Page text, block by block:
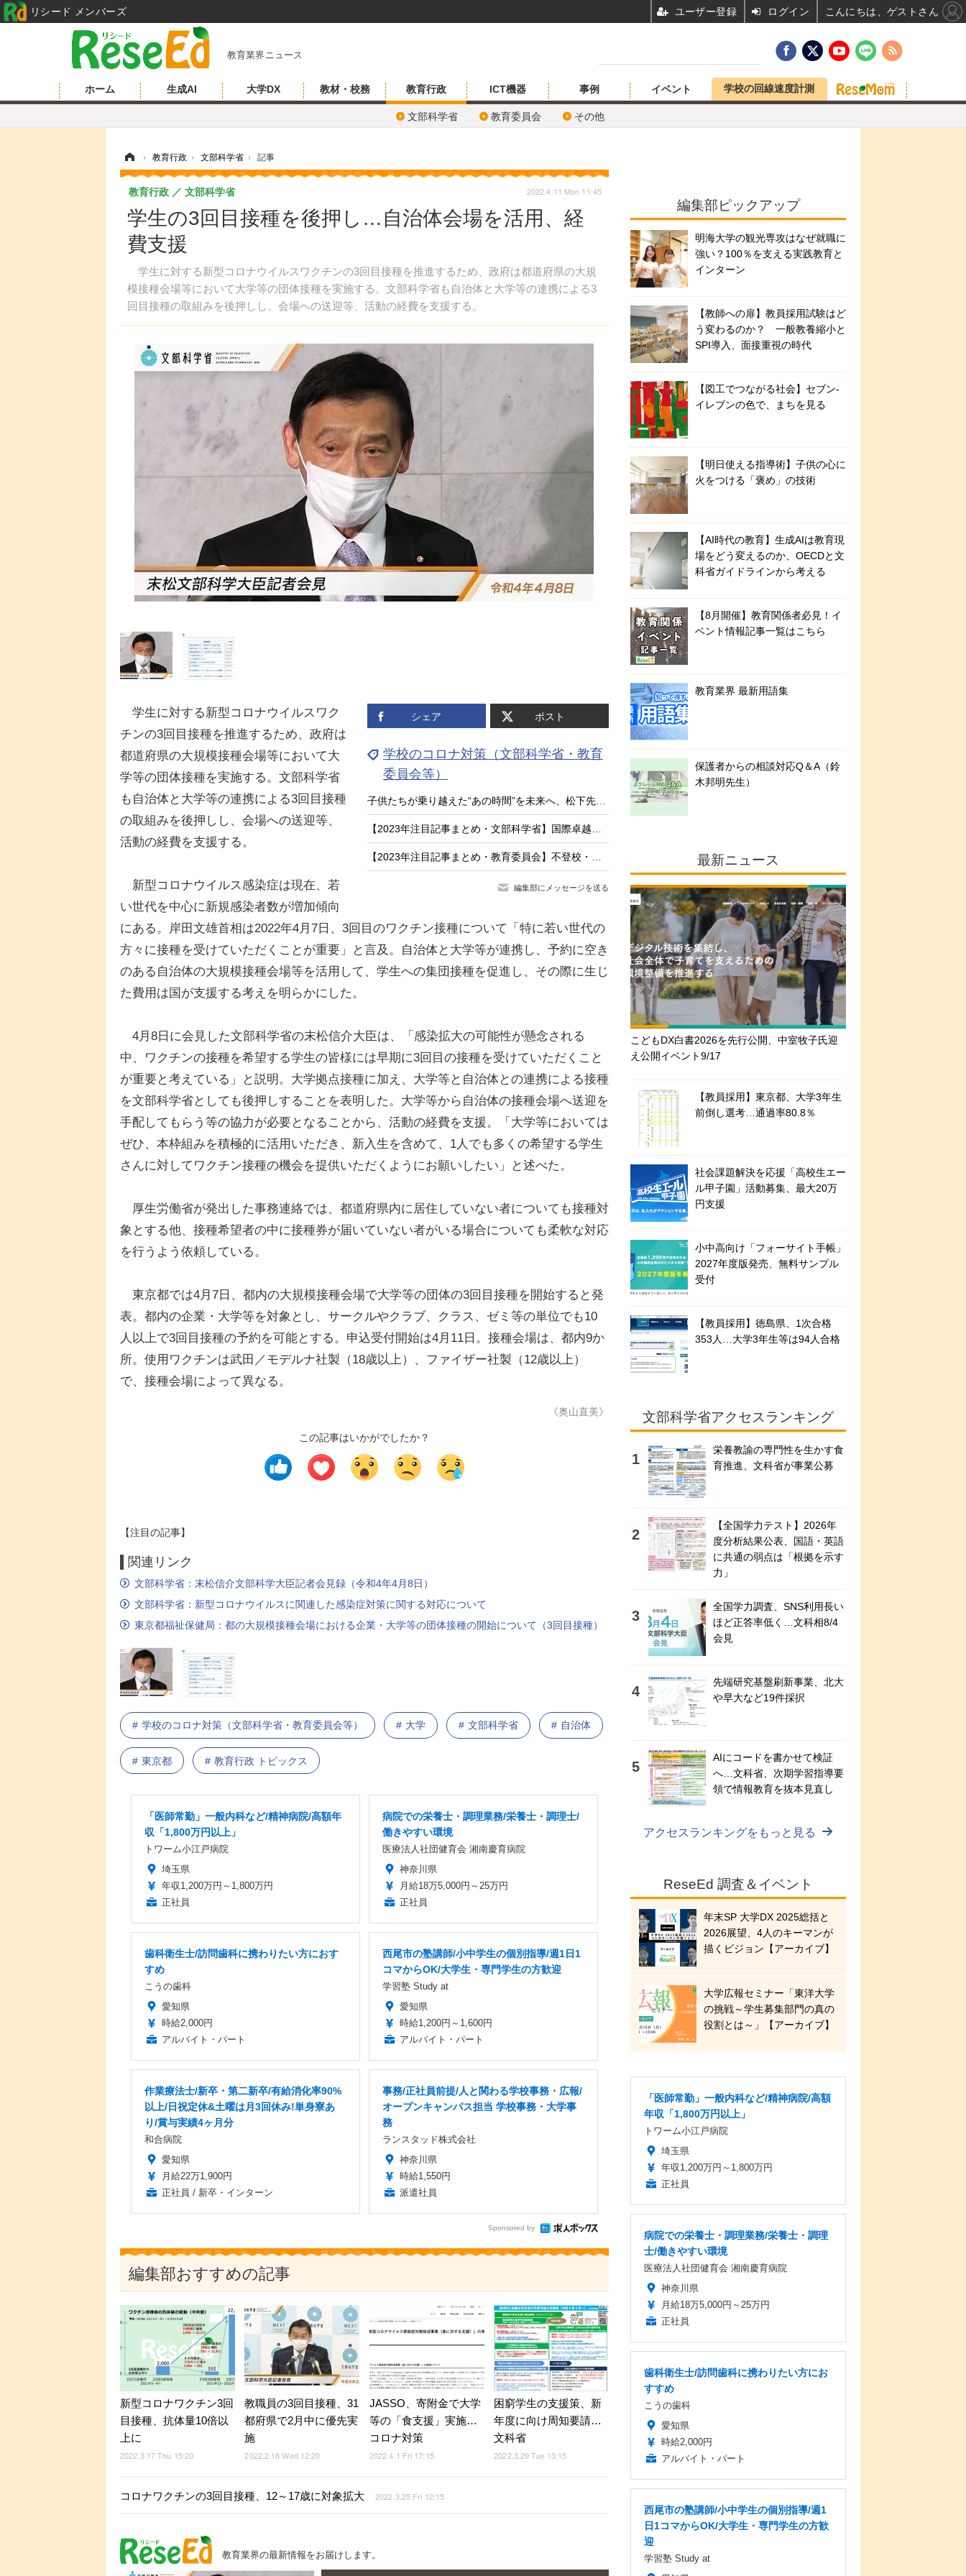
教育業界ニュース
ホーム 生成AI 大学DX 教材・校務 教育行政
文部科学省 教育委員会 その他
ICT機器 事例 イベント 学校の回線速度計測
› 教育行政 › 文部科学省 › 記事
学生の3回目接種を後押し…自治体会場を活用、経
費支援
学生に対する新型コロナウイルスワクチンの3回目接種を推進するため、政府は都道府県の大規
模接種会場等において大学等の団体接種を実施する。文部科学省も自治体と大学等の連携による3
回目接種の取組みを後押しし、会場への送迎等、活動の経費を支援する。
教育行政 文部科学省 2022.4.11 Mon 11:45
シェア ポスト
学校のコロナ対策（文部科学省・教育
委員会等）
子供たちが乗り越えた“あの時間”を未来へ、松下先生の新作絵本『がっこうとコロナ』
【2023年注目記事まとめ・文部科学省】国際卓越研究大学、不登校対策「COCOLOプラン」
【2023年注目記事まとめ・教育委員会】不登校・いじめ件数過去最多、コロナ対策
編集部にメッセージを送る
学生に対する新型コロナウイルスワク
チンの3回目接種を推進するため、政府は
都道府県の大規模接種会場等において大
学等の団体接種を実施する。文部科学省
も自治体と大学等の連携による3回目接種
の取組みを後押しし、会場への送迎等、
活動の経費を支援する。
新型コロナウイルス感染症は現在、若
い世代を中心に新規感染者数が増加傾向
にある。岸田文雄首相は2022年4月7日、3回目のワクチン接種について「特に若い世代の
方々に接種を受けていただくことが重要」と言及。自治体と大学等が連携し、予約に空き
のある自治体の大規模接種会場等を活用して、学生への集団接種を促進し、その際に生じ
た費用は国が支援する考えを明らかにした。
4月8日に会見した文部科学省の末松信介大臣は、「感染拡大の可能性が懸念される
中、ワクチンの接種を希望する学生の皆様には早期に3回目の接種を受けていただくこと
が重要と考えている」と説明。大学拠点接種に加え、大学等と自治体との連携による接種
を文部科学省としても後押しすることを表明した。大学等から自治体の接種会場へ送迎を
手配してもらう等の協力が必要となることから、活動の経費を支援。「大学等においては
ぜひ、本枠組みを積極的に活用いただき、新入生を含めて、1人でも多くの希望する学生
さんに対してワクチン接種の機会を提供いただくようにお願いしたい」と述べた。
厚生労働省が発出した事務連絡では、都道府県内に居住していない者についても接種対
象とする他、接種希望者の中に接種券が届いていない者がいる場合についても柔軟な対応
を行うよう依頼している。
東京都では4月7日、都内の大規模接種会場で大学等の団体の3回目接種を開始すると発
表。都内の企業・大学等を対象とし、サークルやクラブ、クラス、ゼミ等の単位でも10
人以上で3回目接種の予約を可能とする。申込受付開始は4月11日。接種会場は、都内9か
所。使用ワクチンは武田／モデルナ社製（18歳以上）、ファイザー社製（12歳以上）
で、接種会場によって異なる。
《奥山直美》
この記事はいかがでしたか？
【注目の記事】
関連リンク
文部科学省：末松信介文部科学大臣記者会見録（令和4年4月8日）
文部科学省：新型コロナウイルスに関連した感染症対策に関する対応について
東京都福祉保健局：都の大規模接種会場における企業・大学等の団体接種の開始について（3回目接種）
学校のコロナ対策（文部科学省・教育委員会等） 大学 文部科学省 自治体
東京都 教育行政 トピックス
「医師常勤」一般内科など/精神病院/高額年
収「1,800万円以上」
トワーム小江戸病院
埼玉県
年収1,200万円～1,800万円
正社員
病院での栄養士・調理業務/栄養士・調理士/
働きやすい環境
医療法人社団健育会 湘南慶育病院
神奈川県
月給18万5,000円～25万円
正社員
歯科衛生士/訪問歯科に携わりたい方におす
すめ
こうの歯科
愛知県
時給2,000円
アルバイト・パート
西尾市の塾講師/小中学生の個別指導/週1日1
コマからOK/大学生・専門学生の方歓迎
学習塾 Study at
愛知県
時給1,200円～1,600円
アルバイト・パート
作業療法士/新卒・第二新卒/有給消化率90%
以上/日祝定休&土曜は月3回休み!単身寮あ
り/賞与実績4ヶ月分
和合病院
愛知県
月給22万1,900円
正社員 / 新卒・インターン
事務/正社員前提/人と関わる学校事務・広報/
オープンキャンパス担当 学校事務・大学事
務
ランスタッド株式会社
神奈川県
時給1,550円
派遣社員
Sponsored by
編集部おすすめの記事
新型コロナワクチン3回
目接種、抗体量10倍以
上に
2022.3.17 Thu 15:20
教職員の3回目接種、31
都府県で2月中に優先実
施
2022.2.16 Wed 12:20
JASSO、寄附金で大学
等の「食支援」実施…
コロナ対策
2022.4.1 Fri 17:15
困窮学生の支援策、新
年度に向け周知要請…
文科省
2022.3.29 Tue 13:15
コロナワクチンの3回目接種、12～17歳に対象拡大 2022.3.25 Fri 12:15
教育業界の最新情報をお届けします。
編集部ピックアップ
明海大学の観光専攻はなぜ就職に
強い？100％を支える実践教育と
インターン
【教師への扉】教員採用試験はど
う変わるのか？ 一般教養縮小と
SPI導入、面接重視の時代
【図工でつながる社会】セブン‐
イレブンの色で、まちを見る
【明日使える指導術】子供の心に
火をつける「褒め」の技術
【AI時代の教育】生成AIは教育現
場をどう変えるのか、OECDと文
科省ガイドラインから考える
【8月開催】教育関係者必見！イ
ベント情報記事一覧はこちら
教育業界 最新用語集
保護者からの相談対応Q＆A（鈴
木邦明先生）
最新ニュース
こどもDX白書2026を先行公開、中室牧子氏迎
え公開イベント9/17
【教員採用】東京都、大学3年生
前倒し選考…通過率80.8％
社会課題解決を応援「高校生エー
ル甲子園」活動募集、最大20万
円支援
小中高向け「フォーサイト手帳」
2027年度版発売、無料サンプル
受付
【教員採用】徳島県、1次合格
353人…大学3年生等は94人合格
文部科学省アクセスランキング
栄養教諭の専門性を生かす食
育推進、文科省が事業公募
【全国学力テスト】2026年
度分析結果公表、国語・英語
に共通の弱点は「根拠を示す
力」
全国学力調査、SNS利用長い
ほど正答率低く…文科相8/4
会見
先端研究基盤刷新事業、北大
や早大など19件採択
AIにコードを書かせて検証
へ…文科省、次期学習指導要
領で情報教育を抜本見直し
アクセスランキングをもっと見る
ReseEd 調査＆イベント
年末SP 大学DX 2025総括と
2026展望、4人のキーマンが
描くビジョン【アーカイブ】
大学広報セミナー「東洋大学
の挑戦～学生募集部門の真の
役割とは～」【アーカイブ】
「医師常勤」一般内科など/精神病院/高額
年収「1,800万円以上」
トワーム小江戸病院
埼玉県
年収1,200万円～1,800万円
正社員
病院での栄養士・調理業務/栄養士・調理
士/働きやすい環境
医療法人社団健育会 湘南慶育病院
神奈川県
月給18万5,000円～25万円
正社員
歯科衛生士/訪問歯科に携わりたい方にお
すすめ
こうの歯科
愛知県
時給2,000円
アルバイト・パート
西尾市の塾講師/小中学生の個別指導/週1
日1コマからOK/大学生・専門学生の方歓
迎
学習塾 Study at
リシード メンバーズ ユーザー登録 ログイン こんにちは、ゲストさん